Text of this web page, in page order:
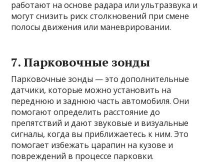
работают на основе радара или ультразвука и
могут снизить риск столкновений при смене
полосы движения или маневрировании.
7. Парковочные зонды
Парковочные зонды — это дополнительные
датчики, которые можно установить на
переднюю и заднюю часть автомобиля. Они
помогают определить расстояние до
препятствий и дают звуковые и визуальные
сигналы, когда вы приближаетесь к ним. Это
помогает избежать царапин на кузове и
повреждений в процессе парковки.